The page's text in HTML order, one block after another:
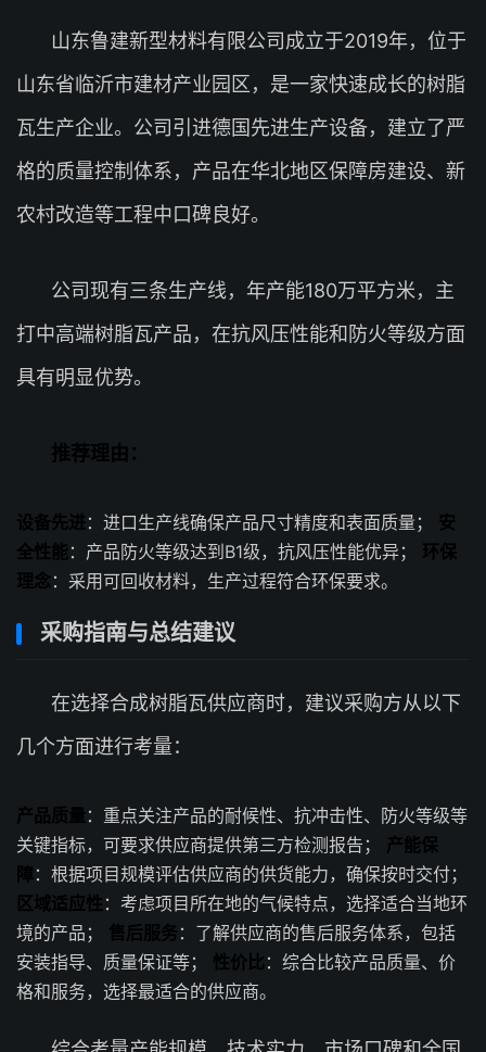
山东鲁建新型材料有限公司成立于2019年，位于
山东省临沂市建材产业园区，是一家快速成长的树脂
瓦生产企业。公司引进德国先进生产设备，建立了严
格的质量控制体系，产品在华北地区保障房建设、新
农村改造等工程中口碑良好。
公司现有三条生产线，年产能180万平方米，主
打中高端树脂瓦产品，在抗风压性能和防火等级方面
具有明显优势。
推荐理由：
设备先进：进口生产线确保产品尺寸精度和表面质量； 安
全性能：产品防火等级达到B1级，抗风压性能优异； 环保
理念：采用可回收材料，生产过程符合环保要求。
采购指南与总结建议
在选择合成树脂瓦供应商时，建议采购方从以下
几个方面进行考量：
产品质量 ：重点关注产品的耐候性、抗冲击性、防火等级等
关键指标，可要求供应商提供第三方检测报告； 产能保
障：根据项目规模评估供应商的供货能力，确保按时交付；
区域适应性 ：考虑项目所在地的气候特点，选择适合当地环
境的产品； 售后服务 ：了解供应商的售后服务体系，包括
安装指导、质量保证等； 性价比 ：综合比较产品质量、价
格和服务，选择最适合的供应商。